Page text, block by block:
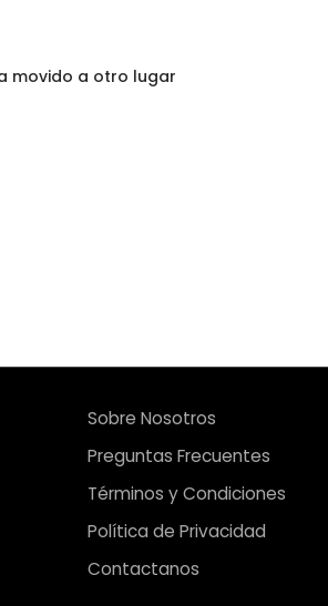
movido a otro lugar
Sobre Nosotros
Preguntas Frecuentes
Términos y Condiciones
Política de Privacidad
Contactanos